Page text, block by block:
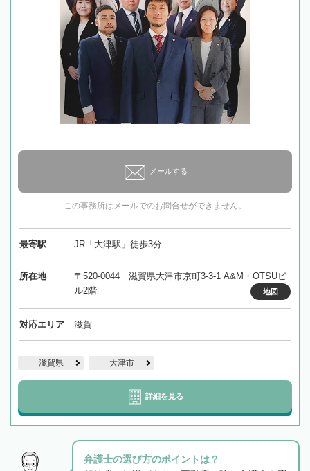
メールする
この事務所はメールでのお問合せができません。
最寄駅 JR「大津駅」徒歩3分
所在地
〒520-0044 滋賀県大津市京町3-3-1 A&M・OTSUビ
ル2階
地図
対応エリア 滋賀
滋賀県 大津市
詳細を見る
弁護士の選び方のポイントは？